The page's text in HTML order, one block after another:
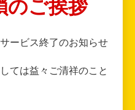
のご挨拶
ービス終了のお知らせ
ては益々ご清祥のこと